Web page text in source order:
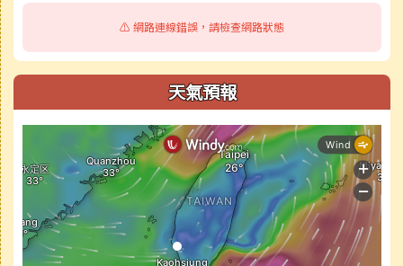
⚠️ 網路連線錯誤，請檢查網路狀態
天氣預報